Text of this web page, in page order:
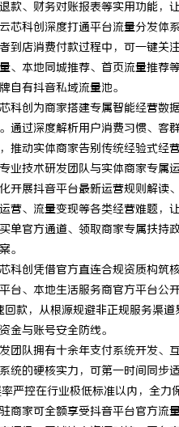
款、财务对账报表等实用功能，
科创深度打通平台流量分发体
到店消费付款过程中，可一键
、本地同城推荐、首页流量推
自有抖音私域流量池。
创为商家搭建专属智能经营数
通过深度解析用户消费习惯、
推动实体商家告别传统经验式经
技术研发团队与实体商家专属
开展抖音平台最新运营规则解读
营、流量变现等各类经营难题，
官方通道、领取商家专属扶持
。
创凭借官方直连合规资质构筑
台、本地生活服务商官方平台
款，从根源规避非正规服务渠
金与账号安全防线。
队拥有十余年支付系统开发、
统的硬核实力，可第一时间同
严控在行业极低标准以内，全力
家可全额享受抖音平台官方流
如何 武汉配眼镜 上海配眼镜